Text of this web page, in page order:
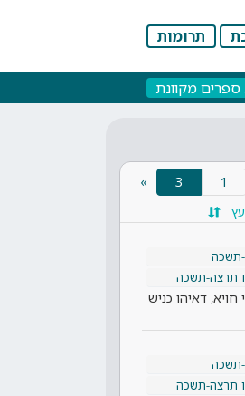
תרומות
ספרים מקוונת
3
(current)
»
תשכה
תרצה-תשכה
דאיהו כניש
תשכה
תרצה-תשכה